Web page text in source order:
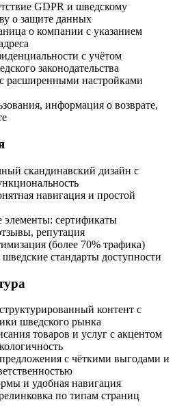
GDPR и шведскому
о защите данных
о компании с указанием
с учётом
законодательства
расширенными настройками
информация о возврате,
скандинавский дизайн с
навигация и простой
элементы: сертификаты
репутация
(более 70% трафика)
стандарты доступности
контент с
шведского рынка
товаров и услуг с акцентом
с чёткими выгодами и
и удобная навигация
по типам страниц